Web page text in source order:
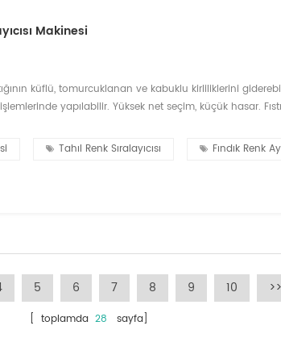
Makinesi
küflü, tomurcuklanan ve kabuklu kirliliklerini
yapılabilir. Yüksek net seçim, küçük hasar.
Tahıl Renk Sıralayıcısı Fındık Renk
5 6 7 8 9 10 >>
[ toplamda28 sayfa]